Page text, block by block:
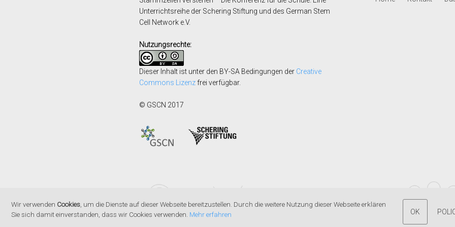
Unterrichtsreihe der Schering Stiftung und des German Stem
Cell Network e.V.
Nutzungsrechte:
Dieser Inhalt ist unter den BY-SA Bedingungen der Creative
Commons Lizenzfrei verfügbar.
© GSCN 2017
Wir verwenden Cookies , um die Dienste auf dieser Webseite bereitzustellen. Durch die weitere Nutzung dieser Webseite erklären
Sie sich damit einverstanden, dass wir Cookies verwenden. Mehr erfahren OK